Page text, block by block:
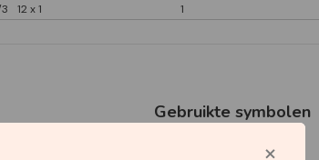
12 x 1 1
Gebruikte symbolen
1/4 Open In Front